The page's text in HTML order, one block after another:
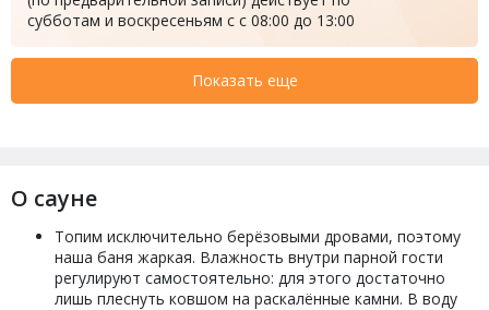
субботам и воскресеньям с с 08:00 до 13:00
Показать еще
О сауне
Топим исключительно берёзовыми дровами, поэтому
наша баня жаркая. Влажность внутри парной гости
регулируют самостоятельно: для этого достаточно
лишь плеснуть ковшом на раскалённые камни. В воду